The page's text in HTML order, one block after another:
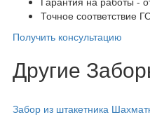
Точное соответствие
Получить консультацию
Другие
Забор из штакетника